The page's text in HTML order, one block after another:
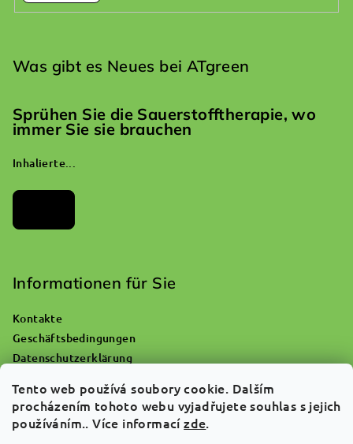
Tento web používá soubory cookie. Dalším
procházením tohoto webu vyjadřujete souhlas s jejich
používáním.. Více informacízde.
Was gibt es Neues bei ATgreen
Sprühen Sie die Sauerstofftherapie, wo
immer Sie sie brauchen
Inhalierte...
Informationen für Sie
Kontakte
Geschäftsbedingungen
Datenschutzerklärung
Reklamationen und Warenrückgabe
Über uns